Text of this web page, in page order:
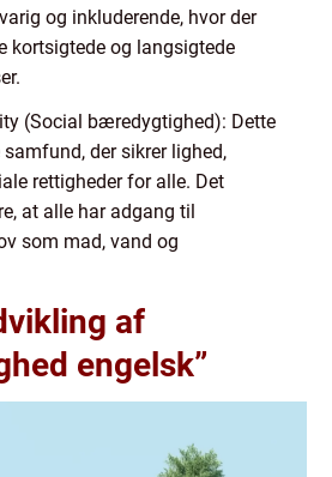
og inkluderende, hvor der
kortsigtede og langsigtede
(Social bæredygtighed): Dette
der sikrer lighed,
rettigheder for alle. Det
at alle har adgang til
som mad, vand og
af
engelsk”